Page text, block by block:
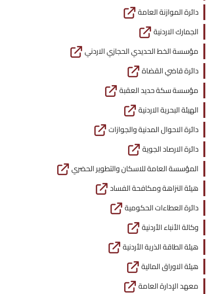
دائرة الموازنة العامة
الجمارك الاردنية
مؤسسة الخط الحديدي الحجازي الاردني
دائرة قاضي القضاة
مؤسسة سكة حديد العقبة
الهيئة البحرية الاردنية
دائرة الاحوال المدنية والجوازات
دائرة الارصاد الجوية
المؤسسة العامة للاسكان والتطوير الحضري
هيئة النزاهة ومكافحة الفساد
دائرة العطاءات الحكومية
وكالة الأنباء الأردنية
هيئة الطاقة الذرية الأردنية
هيئة الاوراق المالية
معهد الإدارة العامة